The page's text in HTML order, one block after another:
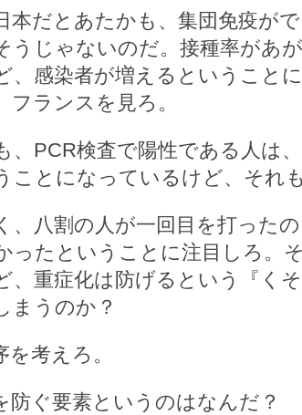
本だとあたかも、集団免疫が
うじゃないのだ。接種率があ
、感染者が増えるということ
フランスを見ろ。
、PCR検査で陽性である人は
ことになっているけど、それ
、八割の人が一回目を打った
ったということに注目しろ。
、重症化は防げるという『く
まうのか？
を考えろ。
防ぐ要素というのはなんだ？